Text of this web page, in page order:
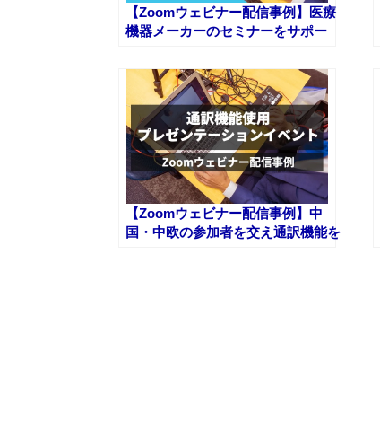
【Zoomウェビナー配信事例】医療
機器メーカーのセミナーをサポー
もお伝えしました。
【Zoomウェビナー配信事例】中
国・中欧の参加者を交え通訳機能を